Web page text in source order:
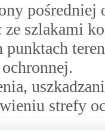
pośredniej
ze szlakami
punktach
strefy